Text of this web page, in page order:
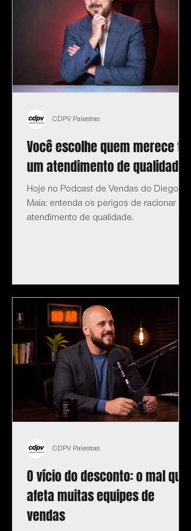
Você escolhe quem merece ter
um atendimento de qualidade?
Hoje no Podcast de Vendas do Diego
Maia: entenda os perigos de racionar o
atendimento de qualidade.
CDPV Palestras
O vício do desconto: o mal que
afeta muitas equipes de
vendas
CDPV Palestras